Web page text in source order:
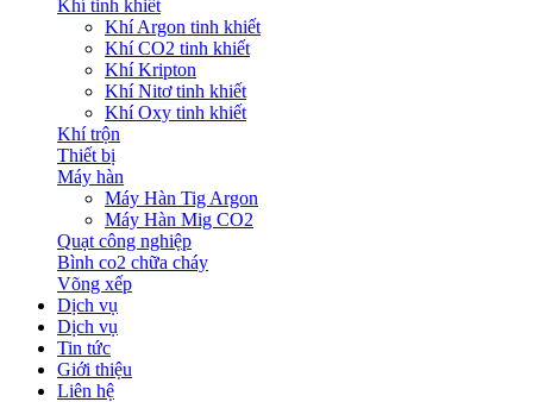
Khí tinh khiết
Khí Argon tinh khiết
Khí CO2 tinh khiết
Khí Kripton
Khí Nitơ tinh khiết
Khí Oxy tinh khiết
Khí trộn
Thiết bị
Máy hàn
Máy Hàn Tig Argon
Máy Hàn Mig CO2
Quạt công nghiệp
Bình co2 chữa cháy
Võng xếp
Dịch vụ
Dịch vụ
Tin tức
Giới thiệu
Liên hệ